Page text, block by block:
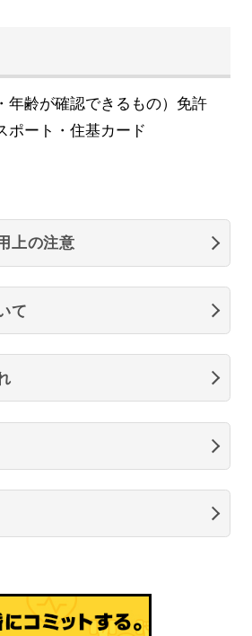
年齢が確認できるもの）免許
ポート・住基カード
上の注意
て